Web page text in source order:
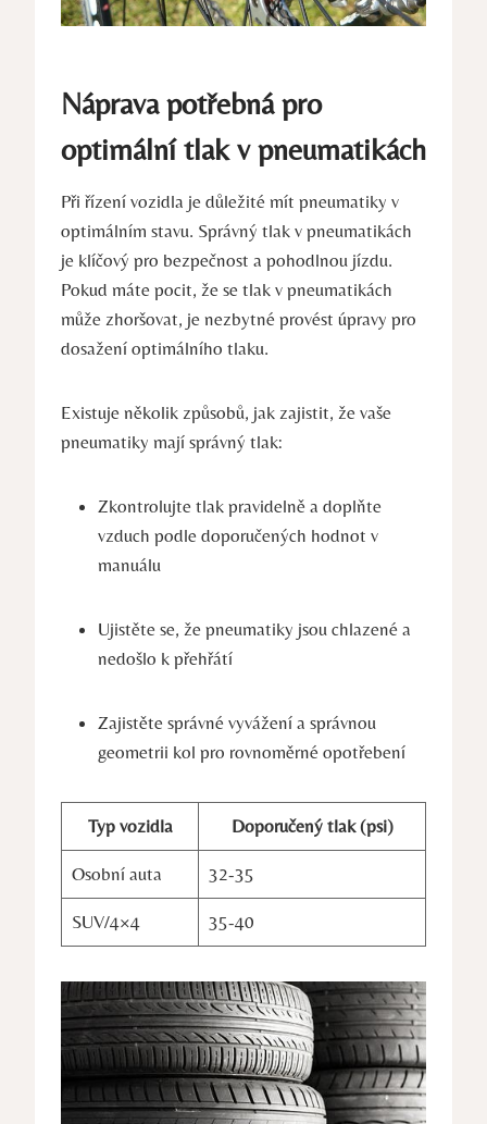
Náprava potřebná pro
optimální tlak v pneumatikách
Při řízení vozidla je důležité mít pneumatiky v
optimálním stavu. Správný tlak v pneumatikách
je klíčový pro bezpečnost a pohodlnou jízdu.
Pokud máte pocit, že se tlak v pneumatikách
může zhoršovat, je nezbytné provést úpravy pro
dosažení optimálního tlaku.
Existuje několik způsobů, jak zajistit, že vaše
pneumatiky mají správný tlak:
Zkontrolujte tlak pravidelně a doplňte
vzduch podle doporučených hodnot v
manuálu
Ujistěte se, že pneumatiky jsou chlazené a
nedošlo k přehřátí
Zajistěte správné vyvážení a správnou
geometrii kol pro rovnoměrné opotřebení
Typ vozidla Doporučený tlak (psi)
Osobní auta 32-35
SUV/4×4 35-40